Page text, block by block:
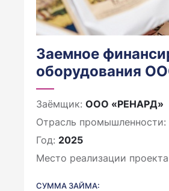
Заемное
оборудования
Заёмщик: ООО «РЕНАРД»
Отрасль промышленности:
Год: 2025
Место реализации
СУММА ЗАЙМА: